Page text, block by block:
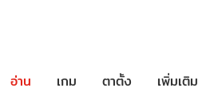
อ่าน เกม ตาตั้ง เพิ่มเติม